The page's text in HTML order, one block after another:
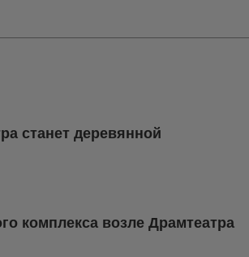
станет деревянной
комплекса возле Драмтеатра